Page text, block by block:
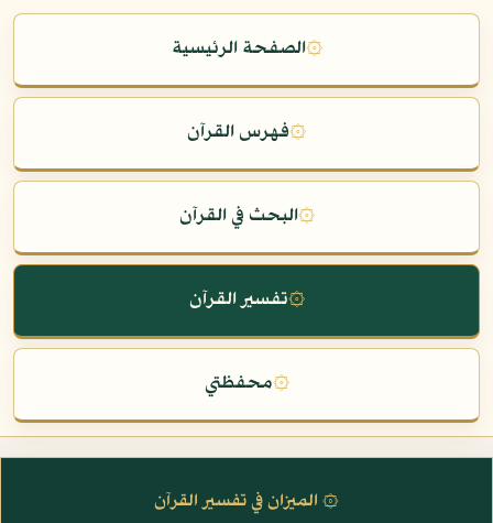
۞الصفحة الرئيسية
۞فهرس القرآن
۞البحث في القرآن
۞تفسير القرآن
۞محفظتي
۞ الميزان في تفسير القرآن